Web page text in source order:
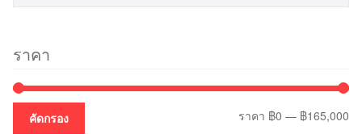
ราคา
คัดกรอง ราคา ฿0 — ฿165,000